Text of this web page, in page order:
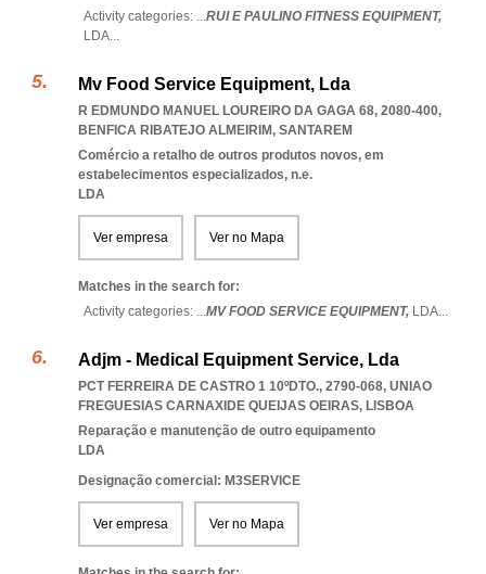
Activity categories: ...RUI E PAULINO FITNESS EQUIPMENT,
LDA...
Mv Food Service Equipment, Lda
R EDMUNDO MANUEL LOUREIRO DA GAGA 68, 2080-400,
BENFICA RIBATEJO ALMEIRIM, SANTAREM
Comércio a retalho de outros produtos novos, em
estabelecimentos especializados, n.e.
LDA
Ver empresa Ver no Mapa
Matches in the search for:
Activity categories: ...MV FOOD SERVICE EQUIPMENT, LDA...
Adjm - Medical Equipment Service, Lda
PCT FERREIRA DE CASTRO 1 10ºDTO., 2790-068, UNIAO
FREGUESIAS CARNAXIDE QUEIJAS OEIRAS, LISBOA
Reparação e manutenção de outro equipamento
LDA
Designação comercial: M3SERVICE
Ver empresa Ver no Mapa